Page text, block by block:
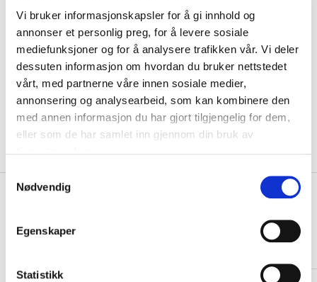
Vi bruker informasjonskapsler for å gi innhold og
annonser et personlig preg, for å levere sosiale
mediefunksjoner og for å analysere trafikken vår. Vi deler
dessuten informasjon om hvordan du bruker nettstedet
vårt, med partnerne våre innen sosiale medier,
annonsering og analysearbeid, som kan kombinere den
med annen informasjon du har gjort tilgjengelig for dem,
eller som de har samlet inn gjennom din bruk av
S
Nødvendig
Egenskaper
Statistikk
Motiv
LEGG I HANDLEKURV KLIKK & HENT
Velg Størrelse
På lager
Gratis frakt på bestillinger over 1300,-.
Leveringstiden forlenges dersom produkter personaliseres.
PRODUKTBESKRIVELSE +
+